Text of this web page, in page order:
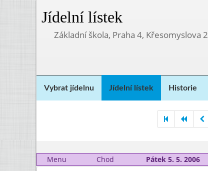
Jídelní lístek
Základní škola, Praha 4, Křesomyslova 2
Vybrat jídelnu Jídelní lístek Historie
Menu
Chod Pátek 5. 5. 2006